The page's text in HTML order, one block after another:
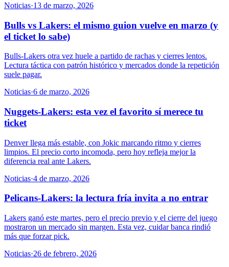
Noticias·13 de marzo, 2026
Bulls vs Lakers: el mismo guion vuelve en marzo (y
el ticket lo sabe)
Bulls-Lakers otra vez huele a partido de rachas y cierres lentos.
Lectura táctica con patrón histórico y mercados donde la repetición
suele pagar.
Noticias·6 de marzo, 2026
Nuggets-Lakers: esta vez el favorito sí merece tu
ticket
Denver llega más estable, con Jokic marcando ritmo y cierres
limpios. El precio corto incomoda, pero hoy refleja mejor la
diferencia real ante Lakers.
Noticias·4 de marzo, 2026
Pelicans-Lakers: la lectura fría invita a no entrar
Lakers ganó este martes, pero el precio previo y el cierre del juego
mostraron un mercado sin margen. Esta vez, cuidar banca rindió
más que forzar pick.
Noticias·26 de febrero, 2026